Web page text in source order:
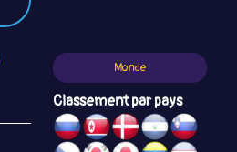
Monde
Classement par pays